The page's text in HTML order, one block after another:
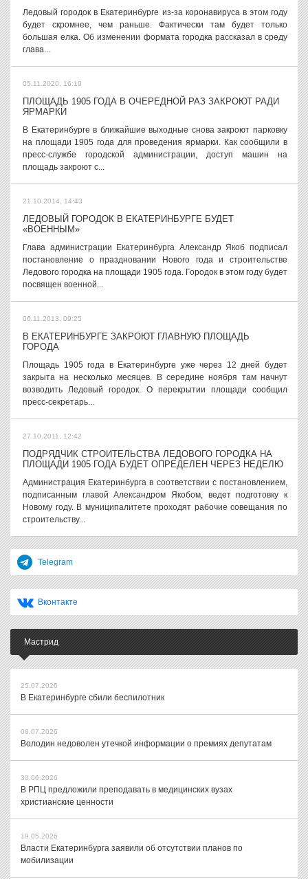
Ледовый городок в Екатеринбурге из-за коронавируса в этом году
будет скромнее, чем раньше. Фактически там будет только
большая елка. Об изменении формата городка рассказал в среду
глава...
05.11.2020, 16:19
ПЛОЩАДЬ 1905 ГОДА В ОЧЕРЕДНОЙ РАЗ ЗАКРОЮТ РАДИ
ЯРМАРКИ
В Екатеринбурге в ближайшие выходные снова закроют парковку
на площади 1905 года для проведения ярмарки. Как сообщили в
пресс-службе городской администрации, доступ машин на
площадь закроют с...
21.10.2014, 14:43
ЛЕДОВЫЙ ГОРОДОК В ЕКАТЕРИНБУРГЕ БУДЕТ
«ВОЕННЫМ»
Глава администрации Екатеринбурга Александр Якоб подписал
постановление о праздновании Нового года и строительстве
Ледового городка на площади 1905 года. Городок в этом году будет
посвящен военной...
06.11.2013, 09:25
В ЕКАТЕРИНБУРГЕ ЗАКРОЮТ ГЛАВНУЮ ПЛОЩАДЬ
ГОРОДА
Площадь 1905 года в Екатеринбурге уже через 12 дней будет
закрыта на несколько месяцев. В середине ноября там начнут
возводить Ледовый городок. О перекрытии площади сообщил
пресс-секретарь...
27.10.2011, 12:42
ПОДРЯДЧИК СТРОИТЕЛЬСТВА ЛЕДОВОГО ГОРОДКА НА
ПЛОЩАДИ 1905 ГОДА БУДЕТ ОПРЕДЕЛЕН ЧЕРЕЗ НЕДЕЛЮ
Администрация Екатеринбурга в соответствии с постановлением,
подписанным главой Александром Якобом, ведет подготовку к
Новому году. В муниципалитете проходят рабочие совещания по
строительству...
Telegram
Вконтакте
Мастрид
25.07.2026
В Екатеринбурге сбили беспилотник
08.07.2026
Володин недоволен утечкой информации о премиях депутатам
30.06.2026
В РПЦ предложили преподавать в медицинских вузах
христианские ценности
19.05.2026
Власти Екатеринбурга заявили об отсутствии планов по
мобилизации